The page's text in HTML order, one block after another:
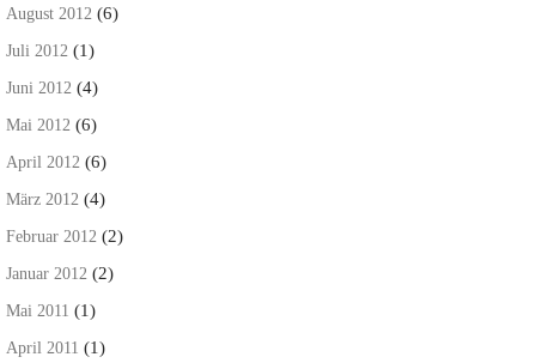
August 2012 (6)
Juli 2012 (1)
Juni 2012 (4)
Mai 2012 (6)
April 2012 (6)
März 2012 (4)
Februar 2012 (2)
Januar 2012 (2)
Mai 2011 (1)
April 2011 (1)